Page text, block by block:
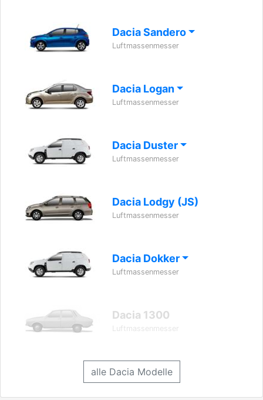
Dacia Sandero
Luftmassenmesser
Dacia Logan
Luftmassenmesser
Dacia Duster
Luftmassenmesser
Dacia Lodgy (JS)
Luftmassenmesser
Dacia Dokker
Luftmassenmesser
Dacia 1300
Luftmassenmesser
alle Dacia Modelle